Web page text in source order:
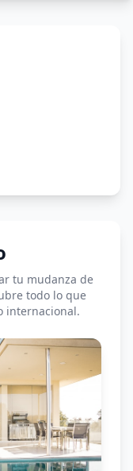
tu mudanza de
todo lo que
internacional.